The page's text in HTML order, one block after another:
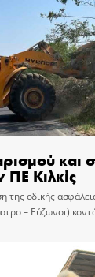
και
Κιλκίς
της οδικής
– Εύζωνοι)